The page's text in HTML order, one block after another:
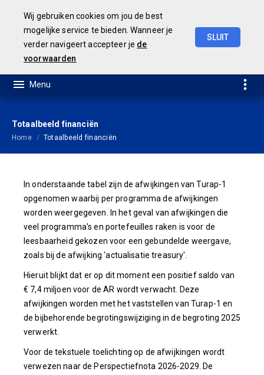
Wij gebruiken cookies om jou de best
mogelijke service te bieden. Wanneer je
verder navigeert accepteer je de
voorwaarden
SLUIT
Totaalbeeld financiën
Home Totaalbeeld financiën
In onderstaande tabel zijn de afwijkingen van Turap-1
opgenomen waarbij per programma de afwijkingen
worden weergegeven. In het geval van afwijkingen die
veel programma's en portefeuilles raken is voor de
leesbaarheid gekozen voor een gebundelde weergave,
zoals bij de afwijking 'actualisatie treasury'.
Hieruit blijkt dat er op dit moment een positief saldo van
€ 7,4 miljoen voor de AR wordt verwacht. Deze
afwijkingen worden met het vaststellen van Turap-1 en
de bijbehorende begrotingswijziging in de begroting 2025
verwerkt.
Voor de tekstuele toelichting op de afwijkingen wordt
verwezen naar de Perspectiefnota 2026-2029. De